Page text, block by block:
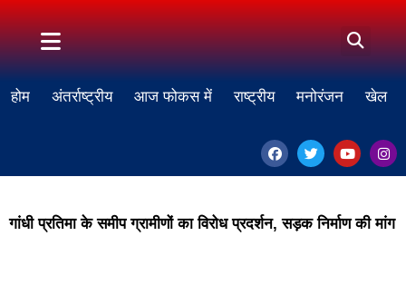
होम अंतर्राष्ट्रीय आज फोकस में राष्ट्रीय मनोरंजन खेल
गांधी प्रतिमा के समीप ग्रामीणों का विरोध प्रदर्शन, सड़क निर्माण की मांग